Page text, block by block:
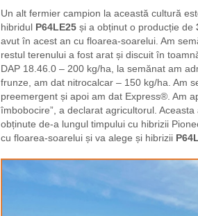
Un alt fermier campion la această cultură
hibridul P64LE25 și a obținut o producție de
avut în acest an cu floarea-soarelui. Am
restul terenului a fost arat și discuit în
DAP 18.46.0 – 200 kg/ha, la semănat am
frunze, am dat nitrocalcar – 150 kg/ha. Am
preemergent și apoi am dat Express®. Am
îmbobocire”, a declarat agricultorul.
obținute de-a lungul timpului cu hibrizii
cu floarea-soarelui și va alege și hibrizii